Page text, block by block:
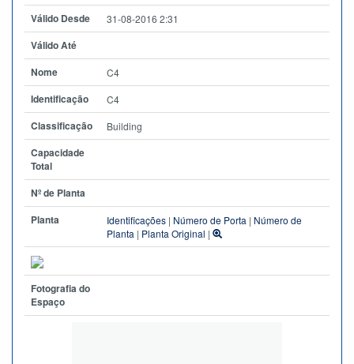
Válido Desde
31-08-2016 2:31
Válido Até
Nome
C4
Identificação C4
Classificação Building
Capacidade
Total
Nº de Planta
Planta
Identificações | Número de Porta | Número de
Planta | Planta Original |
Fotografia do
Espaço